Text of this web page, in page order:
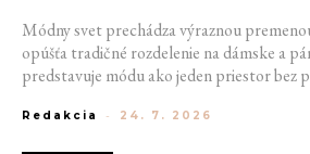
Módny svet prechádza výraznou
opúšťa tradičné rozdelenie na dámske a
predstavuje módu ako jeden priestor bez
udržateľnosť naznačujú, že klasické týždne
Redakcia - 24. 7. 2026